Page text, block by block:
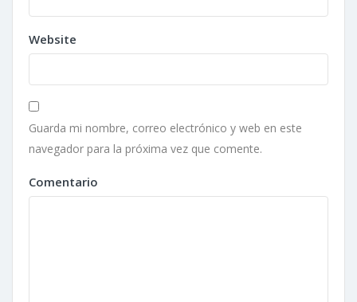
Website
Guarda mi nombre, correo electrónico y web en este
navegador para la próxima vez que comente.
Comentario